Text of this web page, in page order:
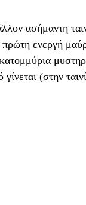
ασήμαντη
πρώτη ενεργή
γίνεται (στην